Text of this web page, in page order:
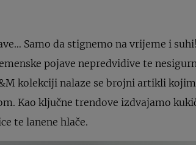
Samo da stignemo na vrijeme i
pojave nepredvidive te
kolekciji nalaze se brojni artikli
Kao ključne trendove izdvajamo
te lanene hlače.